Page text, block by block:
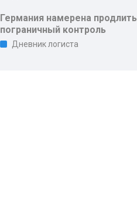
Германия намерена продлить
пограничный контроль
Дневник логиста